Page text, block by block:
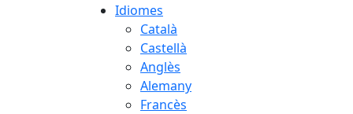
Idiomes
Català
Castellà
Anglès
Alemany
Francès